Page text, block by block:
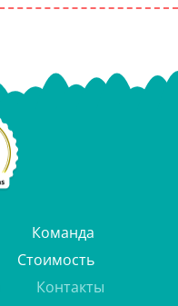
Команда
Стоимость
Контакты